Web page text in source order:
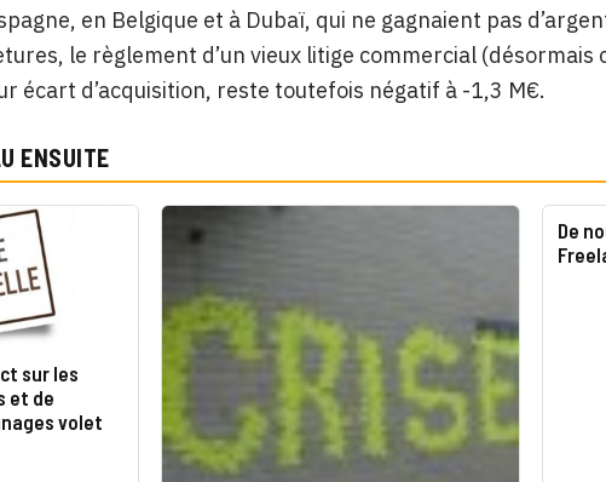
en Belgique et à Dubaï, qui ne gagnaient pas
le règlement d’un vieux litige commercial (désormais
écart d’acquisition, reste toutefois négatif à -1,3 M€.
ENSUITE
sur les
et de
volet
De